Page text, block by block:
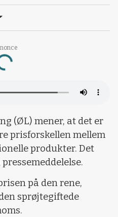
(ØL) mener, at det er
prisforskellen mellem
produkter. Det
på den rene,
sprøjtegiftede